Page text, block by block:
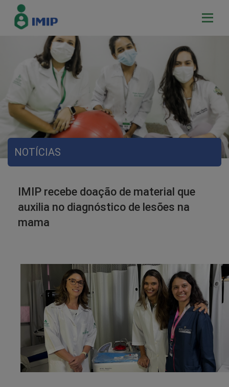
NOTÍCIAS
IMIP recebe doação de material que
auxilia no diagnóstico de lesões na
mama